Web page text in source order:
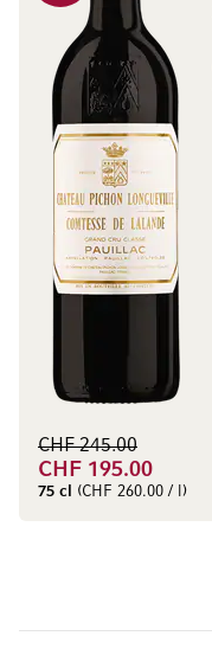
CHF 195.00
CHF 245.00
75 cl (CHF 260.00 / l)